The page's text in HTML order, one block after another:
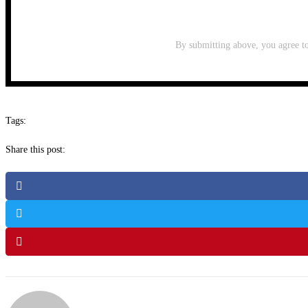
By submitting above, you agree
Tags:
Share this post: